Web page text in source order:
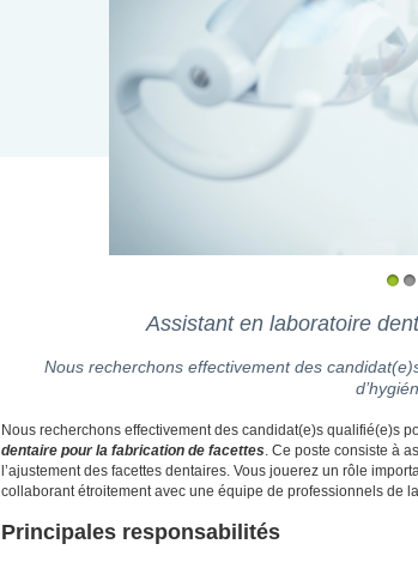
Assistant en laboratoire
Nous recherchons effectivement des
Nous recherchons effectivement des candidat(e)s qualifié(e)s
dentaire pour la fabrication de facettes. Ce poste consiste à
l’ajustement des facettes dentaires. Vous jouerez un rôle
collaborant étroitement avec une équipe de professionnels de
Principales responsabilités